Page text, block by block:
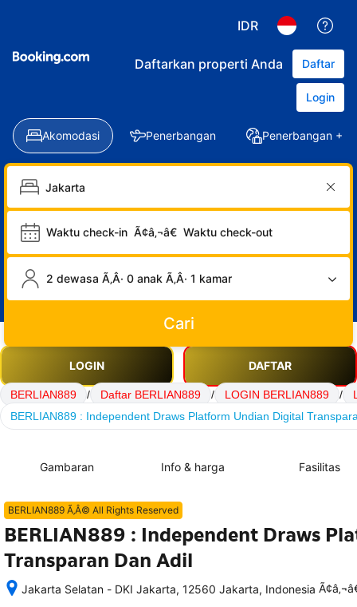
IDR
Daftarkan properti Anda Daftar
Login
Akomodasi Penerbangan Penerbangan +
Waktu check-in Ã¢â‚¬â€ Waktu check-out
2 dewasa Ã‚Â· 0 anak Ã‚Â· 1 kamar
Cari
LOGIN DAFTAR
BERLIAN889 / Daftar BERLIAN889 / LOGIN BERLIAN889 /
BERLIAN889 : Independent Draws Platform Undian Digital
Gambaran Info & harga Fasilitas
BERLIAN889 Ã‚Â© All Rights Reserved
BERLIAN889 : Independent Draws
Transparan Dan Adil
Jakarta Selatan - DKI Jakarta, 12560 Jakarta, Indonesia